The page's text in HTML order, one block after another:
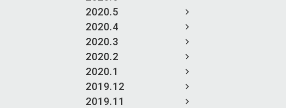
2020.5
2020.4
2020.3
2020.2
2020.1
2019.12
2019.11